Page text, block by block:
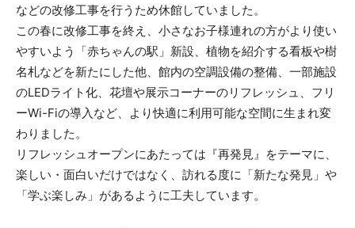
などの改修工事を行うため休館していました。
この春に改修工事を終え、小さなお子様連れの方がより使い
やすいよう「赤ちゃんの駅」新設、植物を紹介する看板や樹
名札などを新たにした他、館内の空調設備の整備、一部施設
のLEDライト化、花壇や展示コーナーのリフレッシュ、フリ
ーWi-Fiの導入など、より快適に利用可能な空間に生まれ変
わりました。
リフレッシュオープンにあたっては『再発見』をテーマに、
楽しい・面白いだけではなく、訪れる度に「新たな発見」や
「学ぶ楽しみ」があるように工夫しています。